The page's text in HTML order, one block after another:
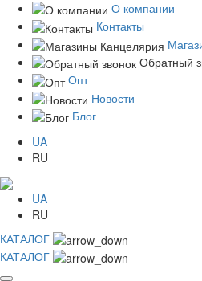
О компании
Контакты
Обратный
Опт
Новости
Блог
UA
RU
UA
RU
КАТАЛОГ
КАТАЛОГ